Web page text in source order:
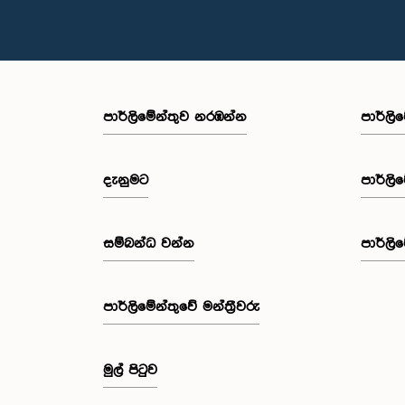
පාර්ලි‌මේන්තුව නරඹන්න
දැනුමට
සම්බන්ධ වන්න
පාර්ලි‌මේන්තුවේ මන්ත්‍රීවරු
මුල් පිටුව